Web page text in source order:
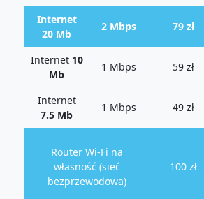
Internet
20 Mb
2 Mbps 79 zł
Internet 10
Mb
1 Mbps 59 zł
Internet
7.5 Mb
1 Mbps 49 zł
Router Wi-Fi na
własność (sieć
bezprzewodowa)
100 zł